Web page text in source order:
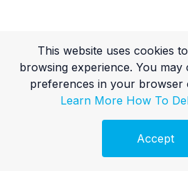
This website uses cookies
browsing experience. You
preferences in your browser
Learn More How To
Accept